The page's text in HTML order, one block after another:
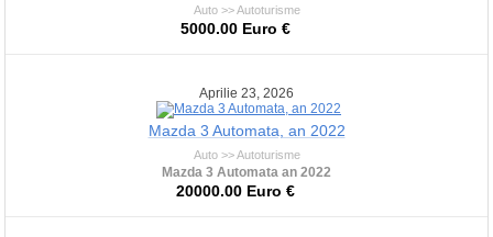
Auto >> Autoturisme
5000.00 Euro €
Aprilie 23, 2026
Mazda 3 Automata, an 2022
Auto >> Autoturisme
Mazda 3 Automata an 2022
20000.00 Euro €